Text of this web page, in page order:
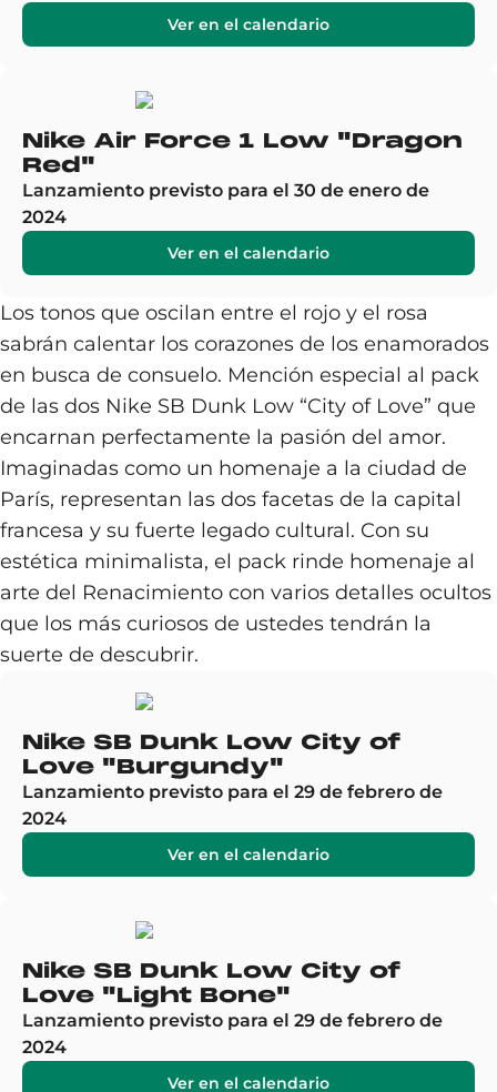
Ver en el calendario
Nike Air Force 1 Low "Dragon
Red"
Lanzamiento previsto para el 30 de enero de
2024
Ver en el calendario
Los tonos que oscilan entre el rojo y el rosa
sabrán calentar los corazones de los enamorados
en busca de consuelo. Mención especial al pack
de las dos Nike SB Dunk Low “City of Love” que
encarnan perfectamente la pasión del amor.
Imaginadas como un homenaje a la ciudad de
París, representan las dos facetas de la capital
francesa y su fuerte legado cultural. Con su
estética minimalista, el pack rinde homenaje al
arte del Renacimiento con varios detalles ocultos
que los más curiosos de ustedes tendrán la
suerte de descubrir.
Nike SB Dunk Low City of
Love "Burgundy"
Lanzamiento previsto para el 29 de febrero de
2024
Ver en el calendario
Nike SB Dunk Low City of
Love "Light Bone"
Lanzamiento previsto para el 29 de febrero de
2024
Ver en el calendario